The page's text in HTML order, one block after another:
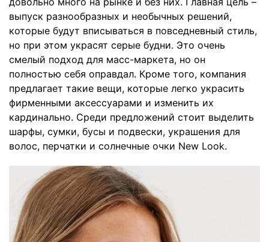
выпуск разнообразных и необычных решений,
которые будут вписываться в повседневный стиль,
но при этом украсят серые будни. Это очень
смелый подход для масс-маркета, но он
полностью себя оправдал. Кроме того, компания
предлагает такие вещи, которые легко украсить
фирменными аксессуарами и изменить их
кардинально. Среди предложений стоит выделить
шарфы, сумки, бусы и подвески, украшения для
волос, перчатки и солнечные очки New Look.